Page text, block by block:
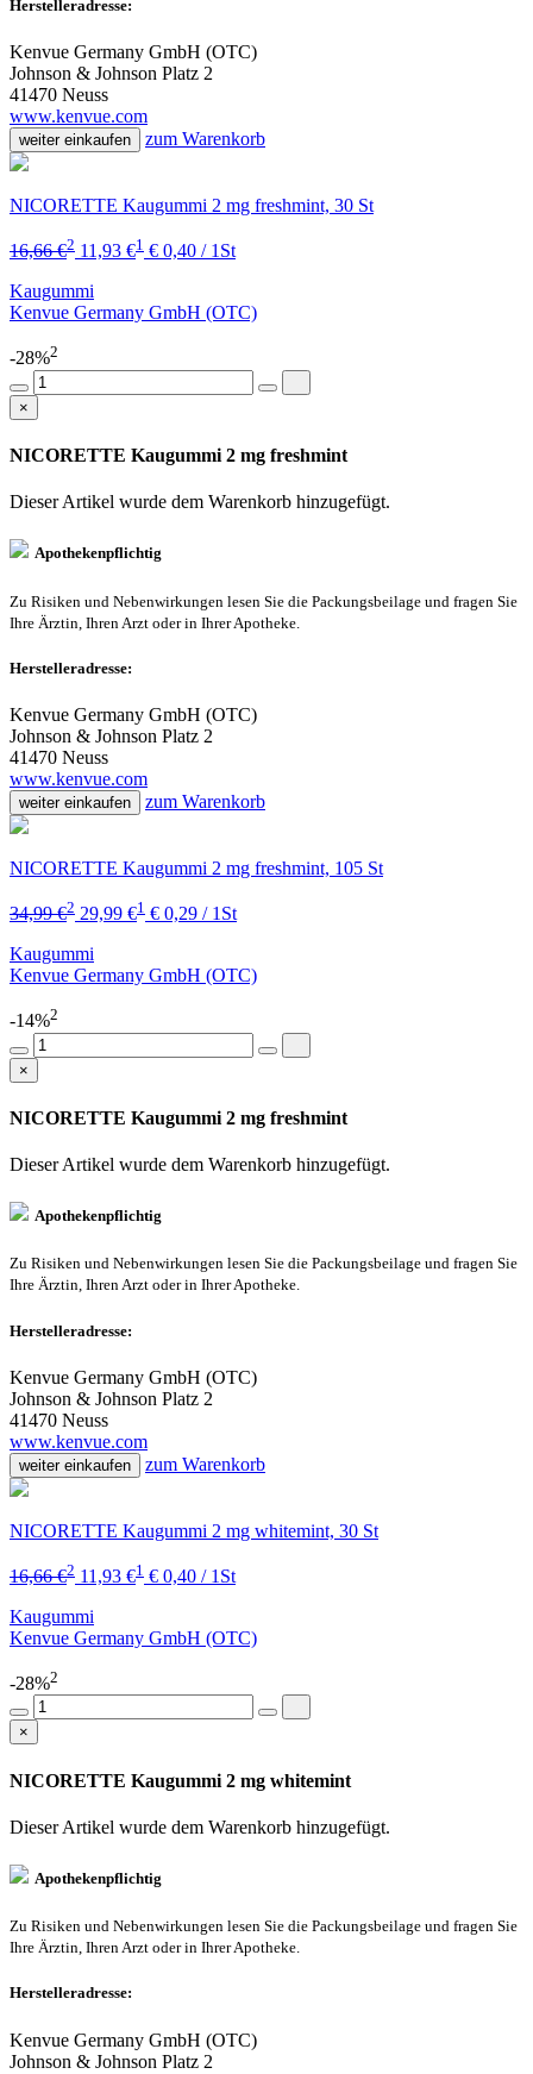
Herstelleradresse:
Kenvue Germany GmbH (OTC)
Johnson & Johnson Platz 2
41470 Neuss
www.kenvue.com
weiter einkaufen zum Warenkorb
NICORETTE Kaugummi 2 mg freshmint, 30 St
16,66 €2 11,93 €1 € 0,40 / 1St
Kaugummi
Kenvue Germany GmbH (OTC)
-28%2
×
NICORETTE Kaugummi 2 mg freshmint
Dieser Artikel wurde dem Warenkorb hinzugefügt.
Apothekenpflichtig
Zu Risiken und Nebenwirkungen lesen Sie die Packungsbeilage und fragen Sie
Ihre Ärztin, Ihren Arzt oder in Ihrer Apotheke.
Herstelleradresse:
Kenvue Germany GmbH (OTC)
Johnson & Johnson Platz 2
41470 Neuss
www.kenvue.com
weiter einkaufen zum Warenkorb
NICORETTE Kaugummi 2 mg freshmint, 105 St
34,99 €2 29,99 €1 € 0,29 / 1St
Kaugummi
Kenvue Germany GmbH (OTC)
-14%2
×
NICORETTE Kaugummi 2 mg freshmint
Dieser Artikel wurde dem Warenkorb hinzugefügt.
Apothekenpflichtig
Zu Risiken und Nebenwirkungen lesen Sie die Packungsbeilage und fragen Sie
Ihre Ärztin, Ihren Arzt oder in Ihrer Apotheke.
Herstelleradresse:
Kenvue Germany GmbH (OTC)
Johnson & Johnson Platz 2
41470 Neuss
www.kenvue.com
weiter einkaufen zum Warenkorb
NICORETTE Kaugummi 2 mg whitemint, 30 St
16,66 €2 11,93 €1 € 0,40 / 1St
Kaugummi
Kenvue Germany GmbH (OTC)
-28%2
×
NICORETTE Kaugummi 2 mg whitemint
Dieser Artikel wurde dem Warenkorb hinzugefügt.
Apothekenpflichtig
Zu Risiken und Nebenwirkungen lesen Sie die Packungsbeilage und fragen Sie
Ihre Ärztin, Ihren Arzt oder in Ihrer Apotheke.
Herstelleradresse:
Kenvue Germany GmbH (OTC)
Johnson & Johnson Platz 2